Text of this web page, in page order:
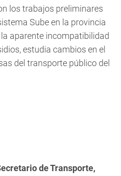
los trabajos preliminares
Sube en la provincia
aparente incompatibilidad
estudia cambios en el
del transporte público del
de Transporte,